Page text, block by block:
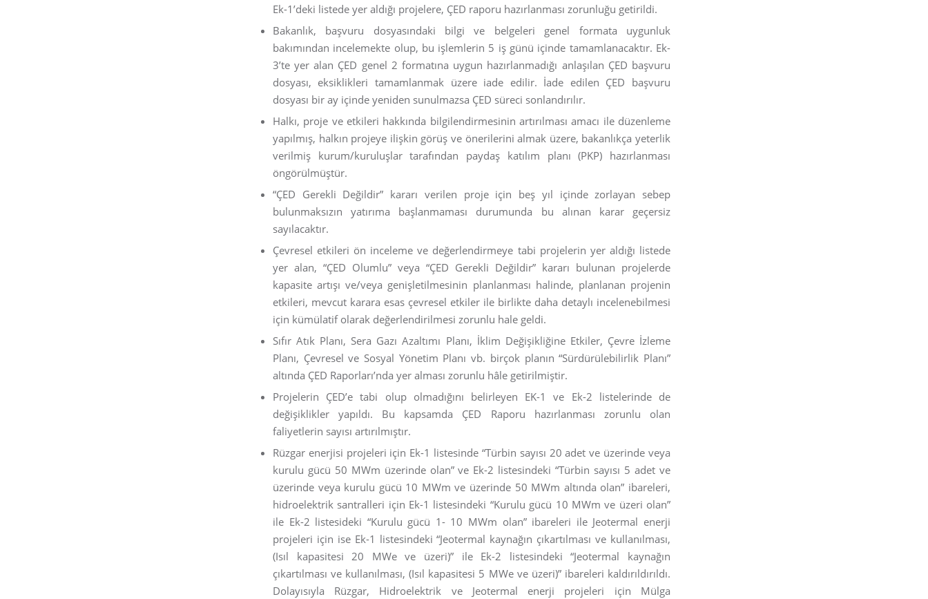
Ek-1’deki listede yer aldığı projelere, ÇED raporu hazırlanması zorunluğu getirildi.
Bakanlık, başvuru dosyasındaki bilgi ve belgeleri genel formata uygunluk
bakımından incelemekte olup, bu işlemlerin 5 iş günü içinde tamamlanacaktır. Ek-
3’te yer alan ÇED genel 2 formatına uygun hazırlanmadığı anlaşılan ÇED başvuru
dosyası, eksiklikleri tamamlanmak üzere iade edilir. İade edilen ÇED başvuru
dosyası bir ay içinde yeniden sunulmazsa ÇED süreci sonlandırılır.
Halkı, proje ve etkileri hakkında bilgilendirmesinin artırılması amacı ile düzenleme
yapılmış, halkın projeye ilişkin görüş ve önerilerini almak üzere, bakanlıkça yeterlik
verilmiş kurum/kuruluşlar tarafından paydaş katılım planı (PKP) hazırlanması
öngörülmüştür.
“ÇED Gerekli Değildir” kararı verilen proje için beş yıl içinde zorlayan sebep
bulunmaksızın yatırıma başlanmaması durumunda bu alınan karar geçersiz
sayılacaktır.
Çevresel etkileri ön inceleme ve değerlendirmeye tabi projelerin yer aldığı listede
yer alan, “ÇED Olumlu” veya “ÇED Gerekli Değildir” kararı bulunan projelerde
kapasite artışı ve/veya genişletilmesinin planlanması halinde, planlanan projenin
etkileri, mevcut karara esas çevresel etkiler ile birlikte daha detaylı incelenebilmesi
için kümülatif olarak değerlendirilmesi zorunlu hale geldi.
Sıfır Atık Planı, Sera Gazı Azaltımı Planı, İklim Değişikliğine Etkiler, Çevre İzleme
Planı, Çevresel ve Sosyal Yönetim Planı vb. birçok planın “Sürdürülebilirlik Planı”
altında ÇED Raporları’nda yer alması zorunlu hâle getirilmiştir.
Projelerin ÇED’e tabi olup olmadığını belirleyen EK-1 ve Ek-2 listelerinde de
değişiklikler yapıldı. Bu kapsamda ÇED Raporu hazırlanması zorunlu olan
faliyetlerin sayısı artırılmıştır.
Rüzgar enerjisi projeleri için Ek-1 listesinde “Türbin sayısı 20 adet ve üzerinde veya
kurulu gücü 50 MWm üzerinde olan” ve Ek-2 listesindeki “Türbin sayısı 5 adet ve
üzerinde veya kurulu gücü 10 MWm ve üzerinde 50 MWm altında olan” ibareleri,
hidroelektrik santralleri için Ek-1 listesindeki “Kurulu gücü 10 MWm ve üzeri olan”
ile Ek-2 listesideki “Kurulu gücü 1- 10 MWm olan” ibareleri ile Jeotermal enerji
projeleri için ise Ek-1 listesindeki “Jeotermal kaynağın çıkartılması ve kullanılması,
(Isıl kapasitesi 20 MWe ve üzeri)” ile Ek-2 listesindeki “Jeotermal kaynağın
çıkartılması ve kullanılması, (Isıl kapasitesi 5 MWe ve üzeri)” ibareleri kaldırıldırıldı.
Dolayısıyla Rüzgar, Hidroelektrik ve Jeotermal enerji projeleri için Mülga